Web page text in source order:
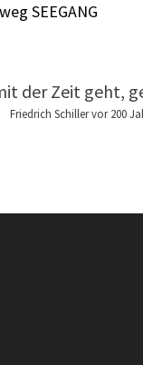
SEEGANG
der Zeit geht,
Friedrich Schiller vor 200